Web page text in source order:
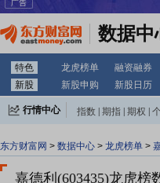
数据中
特色 龙虎榜单 融资融券
新股
新股申购 新股日历
行情中心 指数 期指 期权
东方财富网 > 数据中心 > 龙虎榜单 >
嘉德利(603435)龙虎榜